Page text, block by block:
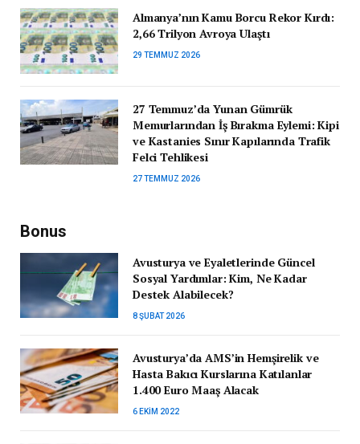
Almanya’nın Kamu Borcu Rekor Kırdı:
2,66 Trilyon Avroya Ulaştı
29 TEMMUZ 2026
27 Temmuz’da Yunan Gümrük
Memurlarından İş Bırakma Eylemi: Kipi
ve Kastanies Sınır Kapılarında Trafik
Felci Tehlikesi
27 TEMMUZ 2026
Bonus
Avusturya ve Eyaletlerinde Güncel
Sosyal Yardımlar: Kim, Ne Kadar
Destek Alabilecek?
8 ŞUBAT 2026
Avusturya’da AMS’in Hemşirelik ve
Hasta Bakıcı Kurslarına Katılanlar
1.400 Euro Maaş Alacak
6 EKIM 2022